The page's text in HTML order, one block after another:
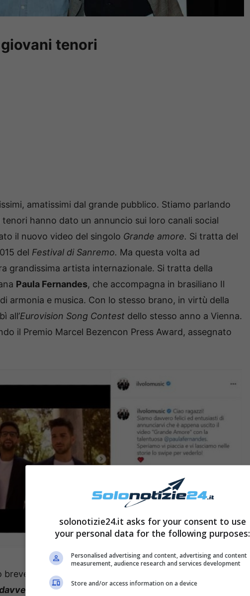
giovani tenori
amatissimi dal grande pubblico. Stiamo parlando
hanno dato un annuncio sui loro canali social
il nuovo video del singolo Grande amore. Si tratta del
del Festival di Sanremo. Ma questa volta ad
grandissima artista internazionale. Si tratta della
Paula Fernandes, che accompagna in brasiliano Il
armonia e musica. Con lo stesso brano, in virtù della
all’Eurovision Song Contest dello stesso anno a Vienna.
il Premio Marcel Bezencon Press Award, assegnato
messaggio per lanciare la nuova versione del
felici ed entusiasti di annunciarvi che è appena
solonotizie24.it asks for your consent to use
your personal data for the following purposes:
Personalised advertising and content, advertising and content
measurement, audience research and services development
Store and/or access information on a device